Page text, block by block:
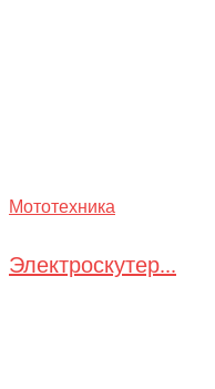
Мототехника
Электроскутер...